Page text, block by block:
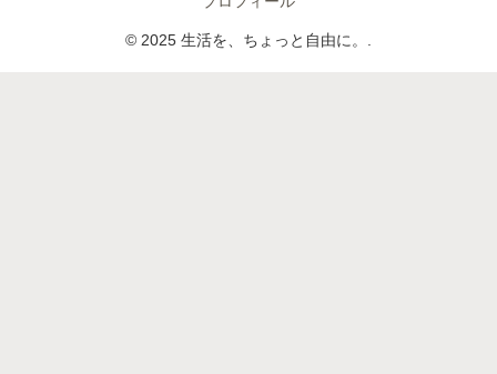
© 2025 生活を、ちょっと自由に。.